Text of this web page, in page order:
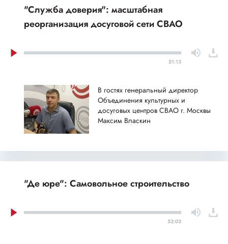
"Служба доверия": масштабная
реорганизация досуговой сети СВАО
51:13
В гостях генеральный директор
Объединения культурных и
досуговых центров СВАО г. Москвы
Максим Власкин
"Де юре": Самовольное строительство
52:03